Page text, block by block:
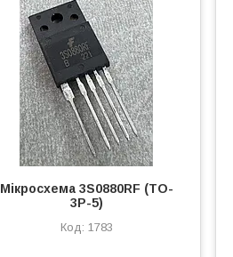
Мікросхема 3S0880RF (TO-
3P-5)
1783